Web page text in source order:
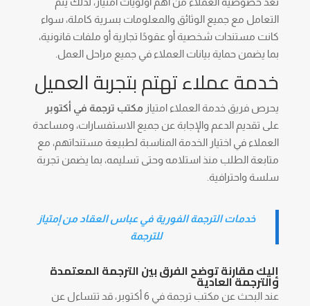
التعامل مع جميع الوثائق والمعلومات بسرية كاملة، سواء
كانت مستندات شخصية أو عقودًا تجارية أو ملفات قانونية،
بما يضمن حماية بيانات العملاء في جميع مراحل العمل.
خدمة عملاء تهتم بتجربة العميل
يحرص فريق خدمة العملاء امتياز مكتب ترجمة في أكتوبر
على تقديم الدعم والإجابة عن جميع الاستفسارات، ومساعدة
العملاء في اختيار الخدمة المناسبة لطبيعة مستنداتهم، مع
متابعة الطلب منذ استلامه وحتى تسليمه، بما يضمن تجربة
سلسة واحترافية.
خدمات الترجمة الفورية في عباس العقاد من إمتياز
للترجمة
إليك مقارنة توضح الفرق بين الترجمة المعتمدة
والترجمة العادية
عند البحث عن مكتب ترجمة في 6 أكتوبر، قد تتساءل عن